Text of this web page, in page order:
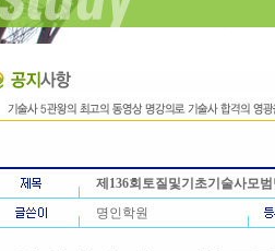
제136회토질및기초기술사모
명인학원